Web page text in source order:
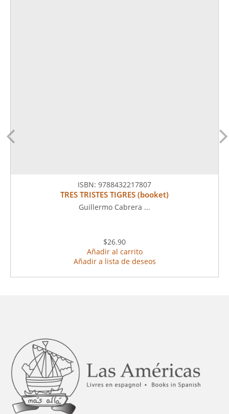
ISBN: 9788432217807
TRES TRISTES TIGRES (booket)
Guillermo Cabrera ...
$26.90
Añadir al carrito
Añadir a lista de deseos